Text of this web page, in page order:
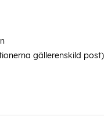
gällerenskild post)